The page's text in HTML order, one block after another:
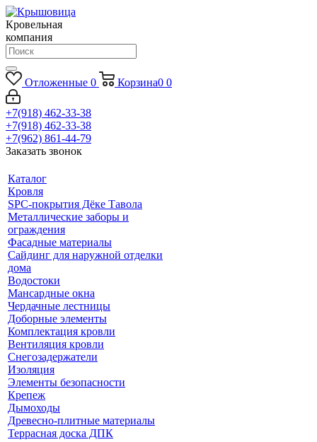
Кровельная
компания
Отложенные 0 Корзина0 0
+7(918) 462-33-38
+7(918) 462-33-38
+7(962) 861-44-79
Заказать звонок
Каталог
Кровля
SPC-покрытия Дёке Тавола
Металлические заборы и
ограждения
Фасадные материалы
Сайдинг для наружной отделки
дома
Водостоки
Мансардные окна
Чердачные лестницы
Доборные элементы
Комплектация кровли
Вентиляция кровли
Снегозадержатели
Изоляция
Элементы безопасности
Крепеж
Дымоходы
Древесно-плитные материалы
Террасная доска ДПК